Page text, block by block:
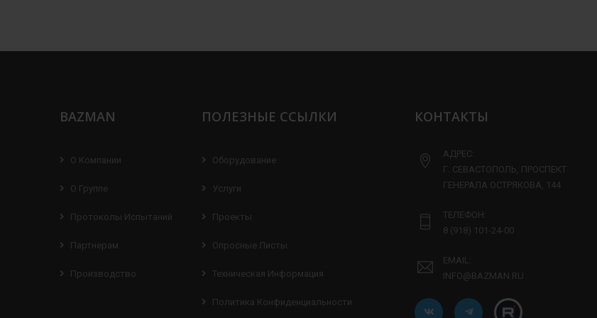
BAZMAN
О Компании
О Группе
Протоколы Испытаний
Партнерам
Производство
ПОЛЕЗНЫЕ ССЫЛКИ
Оборудование
Услуги
Проекты
Опросные Листы
Техническая Информация
Политика Конфиденциальности
КОНТАКТЫ
АДРЕС:
Г. СЕВАСТОПОЛЬ, ПРОСПЕКТ
ГЕНЕРАЛА ОСТРЯКОВА, 144
ТЕЛЕФОН:
8 (918) 101-24-00
EMAIL:
INFO@BAZMAN.RU